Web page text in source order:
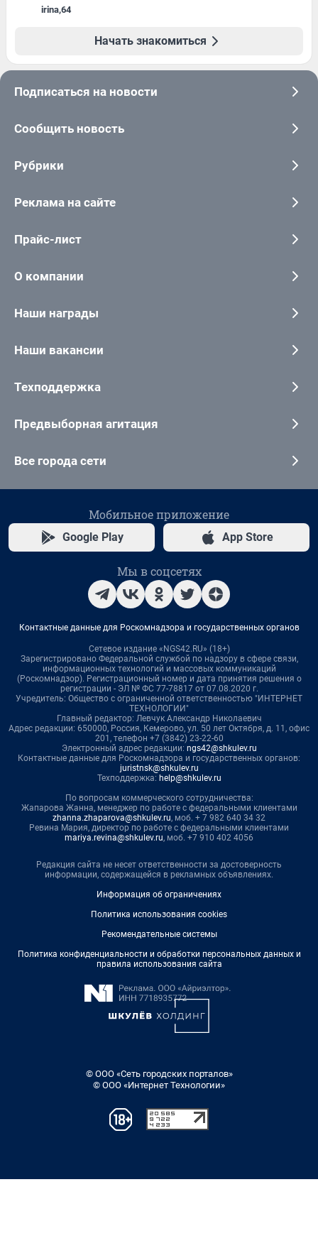
irina,64
Начать знакомиться
Подписаться на новости
Сообщить новость
Рубрики
Реклама на сайте
Прайс-лист
О компании
Наши награды
Наши вакансии
Техподдержка
Предвыборная агитация
Все города сети
Мобильное приложение
Google Play App Store
Мы в соцсетях
Контактные данные для Роскомнадзора и государственных органов
Сетевое издание «NGS42.RU» (18+)
Зарегистрировано Федеральной службой по надзору в сфере связи,
информационных технологий и массовых коммуникаций
(Роскомнадзор). Регистрационный номер и дата принятия решения о
регистрации - ЭЛ № ФС 77-78817 от 07.08.2020 г.
Учредитель: Общество с ограниченной ответственностью "ИНТЕРНЕТ
ТЕХНОЛОГИИ"
Главный редактор: Левчук Александр Николаевич
Адрес редакции: 650000, Россия, Кемерово, ул. 50 лет Октября, д. 11, офис
201, телефон +7 (3842) 23-22-60
Электронный адрес редакции: ngs42@shkulev.ru
Контактные данные для Роскомнадзора и государственных органов:
juristnsk@shkulev.ru
Техподдержка: help@shkulev.ru
По вопросам коммерческого сотрудничества:
Жапарова Жанна, менеджер по работе с федеральными клиентами
zhanna.zhaparova@shkulev.ru, моб. + 7 982 640 34 32
Ревина Мария, директор по работе с федеральными клиентами
mariya.revina@shkulev.ru, моб. +7 910 402 4056
Редакция сайта не несет ответственности за достоверность
информации, содержащейся в рекламных объявлениях.
Информация об ограничениях
Политика использования cookies
Рекомендательные системы
Политика конфиденциальности и обработки персональных данных и
правила использования сайта
© ООО «Сеть городских порталов»
© ООО «Интернет Технологии»